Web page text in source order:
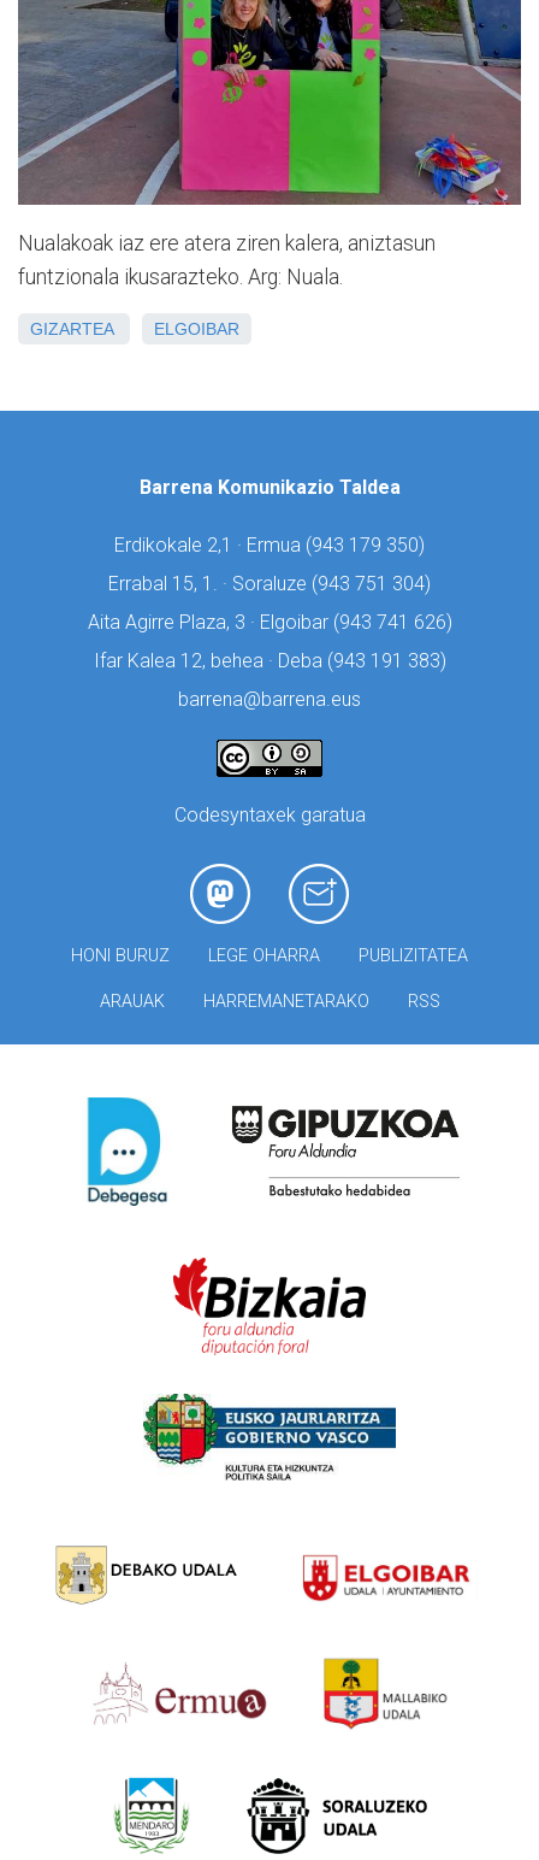
Nualakoak iaz ere atera ziren kalera, aniztasun
funtzionala ikusarazteko. Arg: Nuala.
GIZARTEA ELGOIBAR
Barrena Komunikazio Taldea
Erdikokale 2,1 · Ermua (943 179 350)
Errabal 15, 1. · Soraluze (943 751 304)
Aita Agirre Plaza, 3 · Elgoibar (943 741 626)
Ifar Kalea 12, behea · Deba (943 191 383)
barrena@barrena.eus
Codesyntaxek garatua
HONI BURUZ LEGE OHARRA PUBLIZITATEA
ARAUAK HARREMANETARAKO RSS